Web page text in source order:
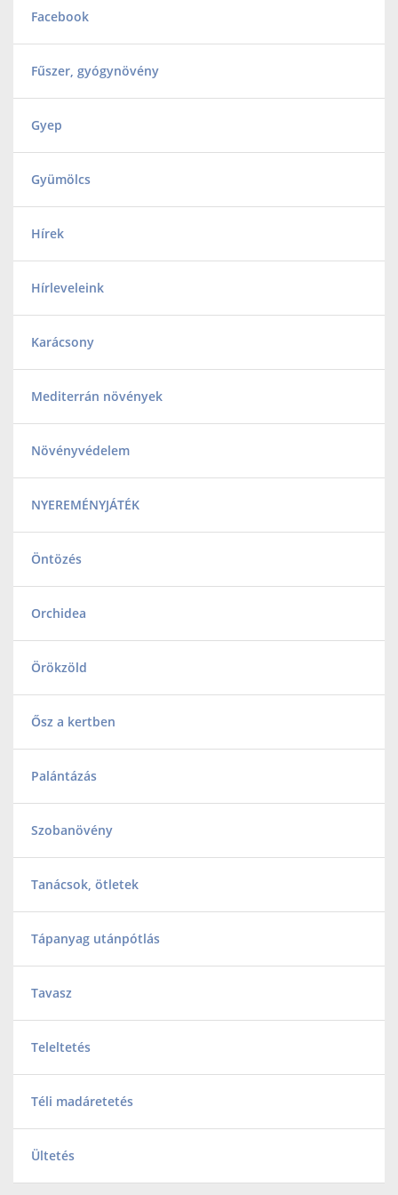
Facebook
Fűszer, gyógynövény
Gyep
Gyümölcs
Hírek
Hírleveleink
Karácsony
Mediterrán növények
Növényvédelem
NYEREMÉNYJÁTÉK
Öntözés
Orchidea
Örökzöld
Ősz a kertben
Palántázás
Szobanövény
Tanácsok, ötletek
Tápanyag utánpótlás
Tavasz
Teleltetés
Téli madáretetés
Ültetés